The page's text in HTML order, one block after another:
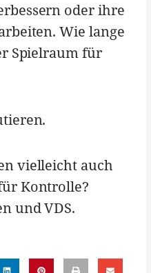
oder ihre
Wie lange
Spielraum für
vielleicht auch
Kontrolle?
und VDS.